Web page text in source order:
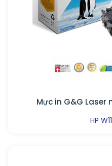
Mực in G&G Laser
HP